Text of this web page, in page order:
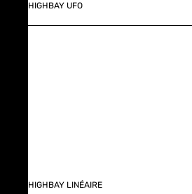
HIGHBAY UFO
HIGHBAY LINÉAIRE